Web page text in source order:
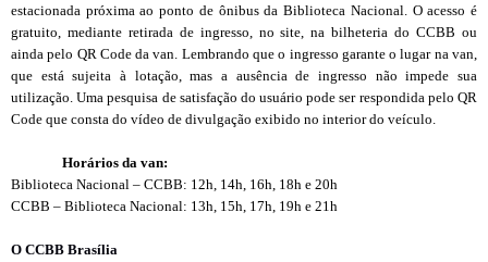
estacionada próxima ao ponto de ônibus da Biblioteca Nacional. O acesso é
gratuito, mediante retirada de ingresso, no site, na bilheteria do CCBB ou
ainda pelo QR Code da van. Lembrando que o ingresso garante o lugar na van,
que está sujeita à lotação, mas a ausência de ingresso não impede sua
utilização. Uma pesquisa de satisfação do usuário pode ser respondida pelo QR
Code que consta do vídeo de divulgação exibido no interior do veículo.
Horários da van:
Biblioteca Nacional – CCBB: 12h, 14h, 16h, 18h e 20h
CCBB – Biblioteca Nacional: 13h, 15h, 17h, 19h e 21h
O CCBB Brasília